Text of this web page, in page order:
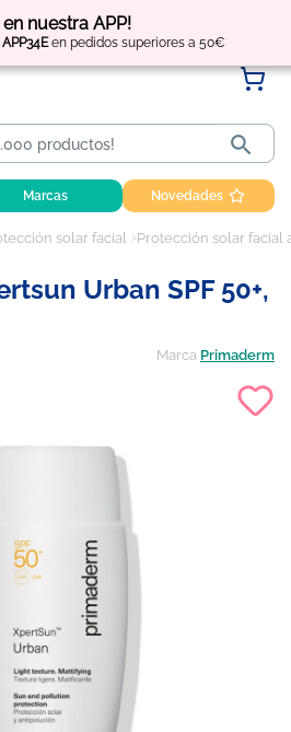
nuestra APP!
APP34Een pedidos superiores a 50€
puntos por tus compras

Marcas Novedades
solar facial Protección solar facial
Urban SPF 50+,
Marca Primaderm